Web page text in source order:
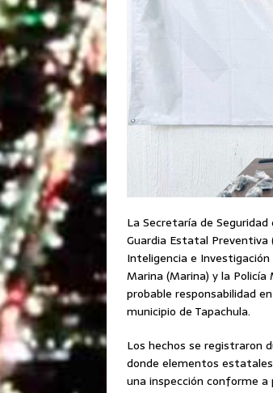
La Secretaría de Seguridad
Guardia Estatal Preventiva
Inteligencia e Investigación
Marina (Marina) y la
probable responsabilidad
municipio de Tapachula.
Los hechos se registraron
donde elementos
una inspección conforme a